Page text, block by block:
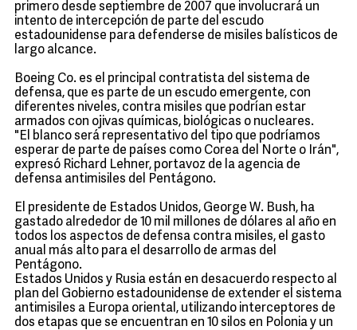
primero desde septiembre de 2007 que involucrará un
intento de intercepción de parte del escudo
estadounidense para defenderse de misiles balísticos de
largo alcance.
Boeing Co. es el principal contratista del sistema de
defensa, que es parte de un escudo emergente, con
diferentes niveles, contra misiles que podrían estar
armados con ojivas químicas, biológicas o nucleares.
"El blanco será representativo del tipo que podríamos
esperar de parte de países como Corea del Norte o Irán",
expresó Richard Lehner, portavoz de la agencia de
defensa antimisiles del Pentágono.
El presidente de Estados Unidos, George W. Bush, ha
gastado alrededor de 10 mil millones de dólares al año en
todos los aspectos de defensa contra misiles, el gasto
anual más alto para el desarrollo de armas del
Pentágono.
Estados Unidos y Rusia están en desacuerdo respecto al
plan del Gobierno estadounidense de extender el sistema
antimisiles a Europa oriental, utilizando interceptores de
dos etapas que se encuentran en 10 silos en Polonia y un